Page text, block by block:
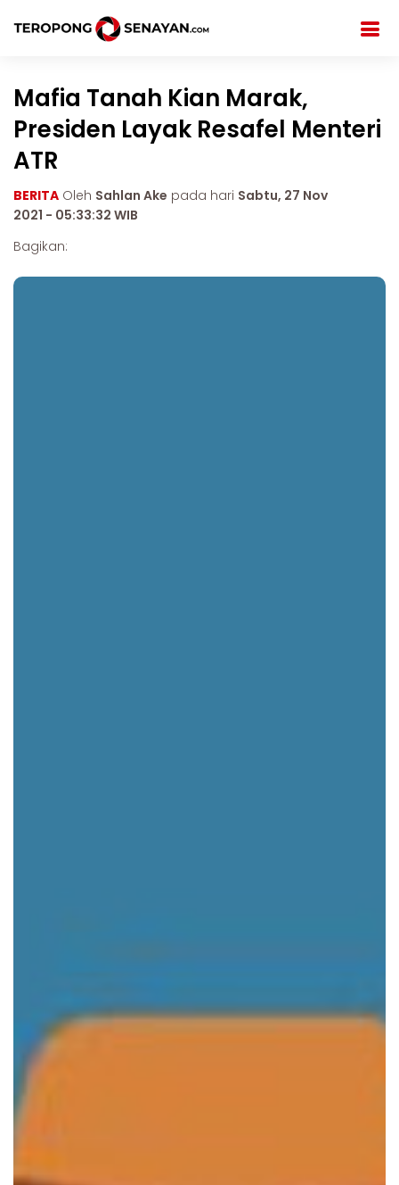
Mafia Tanah Kian Marak,
Presiden Layak Resafel Menteri
ATR
BERITA Oleh Sahlan Ake pada hari Sabtu, 27 Nov
2021 - 05:33:32 WIB
Bagikan: